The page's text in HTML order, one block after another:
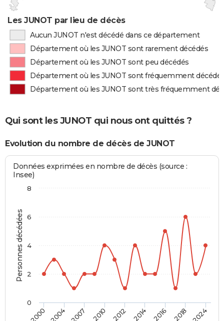
Les JUNOT par lieu de décès
Aucun JUNOT n'est décédé dans ce département
Département où les JUNOT sont rarement décédés
Département où les JUNOT sont peu décédés
Département où les JUNOT sont fréquemment
Département où les JUNOT sont très fréquemment
Qui sont les JUNOT qui nous ont quittés ?
Evolution du nombre de décès de JUNOT
Personnes décédées
Données exprimées en nombre de décès (source :
Insee)
2000 2004 2007 2010 2012 2014 2016 2018 2024
0
2
4
6
8